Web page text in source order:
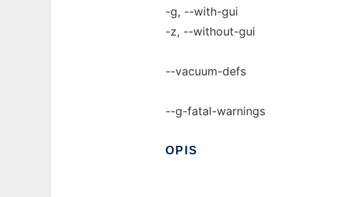
-g, --with-gui
-z, --without-gui
--vacuum-defs
--g-fatal-warnings
OPIS